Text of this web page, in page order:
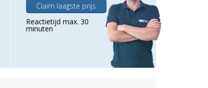
Claim laagste prijs
Reactietijd max. 30
minuten